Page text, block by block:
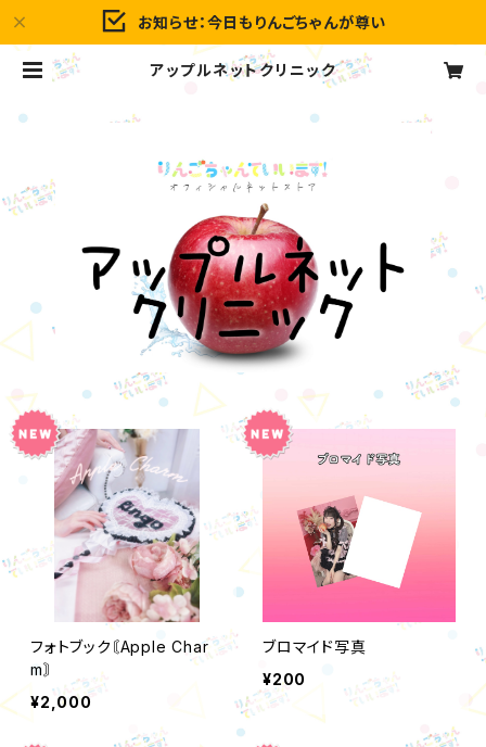
お知らせ：今日もりんごちゃんが尊い
アップルネットクリニック
フォトブック〘Apple Char
m〙
¥2,000
ブロマイド写真
¥200